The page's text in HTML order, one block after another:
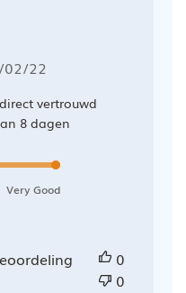
Publicatiedatum
22
vertrouwd
8 dagen
Very Good
0
0